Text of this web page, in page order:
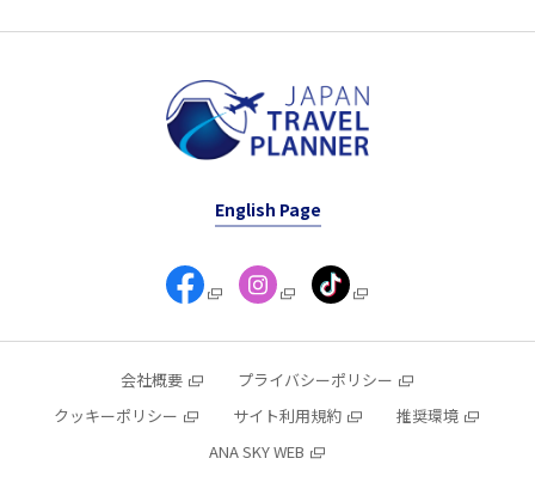
English Page
会社概要
プライバシーポリシー
クッキーポリシー
サイト利用規約
推奨環境
ANA SKY WEB